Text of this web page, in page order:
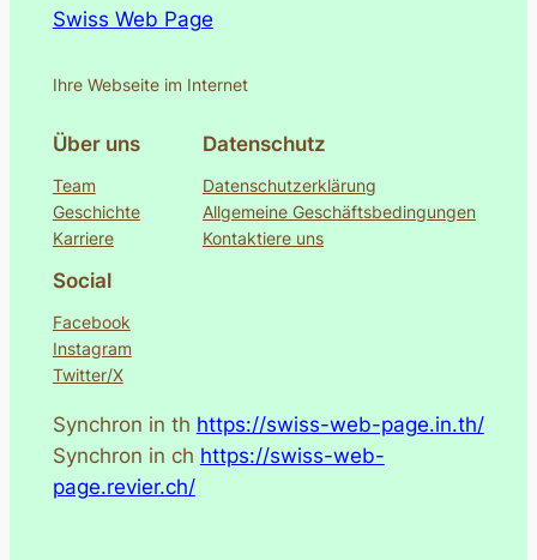
Swiss Web Page
Ihre Webseite im Internet
Über uns
Team
Geschichte
Karriere
Datenschutz
Datenschutzerklärung
Allgemeine Geschäftsbedingungen
Kontaktiere uns
Social
Facebook
Instagram
Twitter/X
Synchron in th https://swiss-web-page.in.th/
Synchron in ch https://swiss-web-
page.revier.ch/